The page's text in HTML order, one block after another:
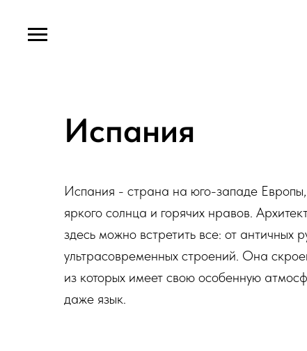
Испания
Испания - страна на юго-западе
яркого солнца и горячих нравов.
здесь можно встретить все: от античных
ультрасовременных строений. Она
из которых имеет свою особенную
даже язык.